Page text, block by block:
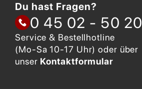
Du hast Fragen?
0 45 02 - 50 20
Service & Bestellhotline
(Mo-Sa 10-17 Uhr) oder über
unser Kontaktformular